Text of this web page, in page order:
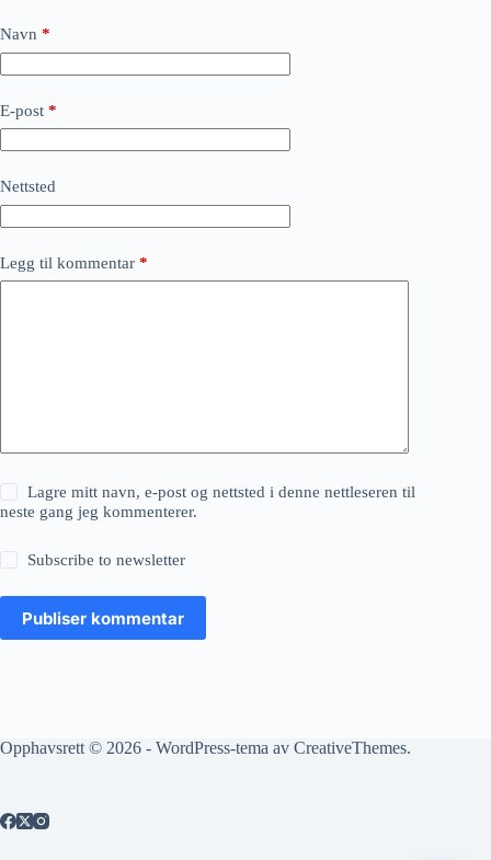
Navn *
E-post *
Nettsted
Legg til kommentar *
Lagre mitt navn, e-post og nettsted i denne nettleseren til
neste gang jeg kommenterer.
Subscribe to newsletter
Publiser kommentar
Opphavsrett © 2026 - WordPress-tema av CreativeThemes.